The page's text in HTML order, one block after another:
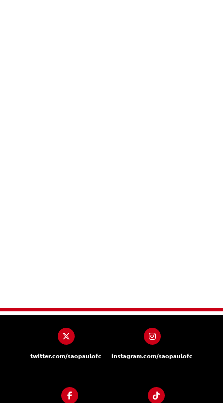
twitter.com/saopaulofc instagram.com/saopaulofc